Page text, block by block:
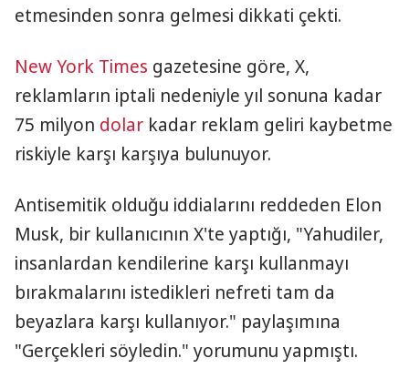
etmesinden sonra gelmesi dikkati çekti.
New York Times gazetesine göre, X,
reklamların iptali nedeniyle yıl sonuna kadar
75 milyon dolar kadar reklam geliri kaybetme
riskiyle karşı karşıya bulunuyor.
Antisemitik olduğu iddialarını reddeden Elon
Musk, bir kullanıcının X'te yaptığı, "Yahudiler,
insanlardan kendilerine karşı kullanmayı
bırakmalarını istedikleri nefreti tam da
beyazlara karşı kullanıyor." paylaşımına
"Gerçekleri söyledin." yorumunu yapmıştı.